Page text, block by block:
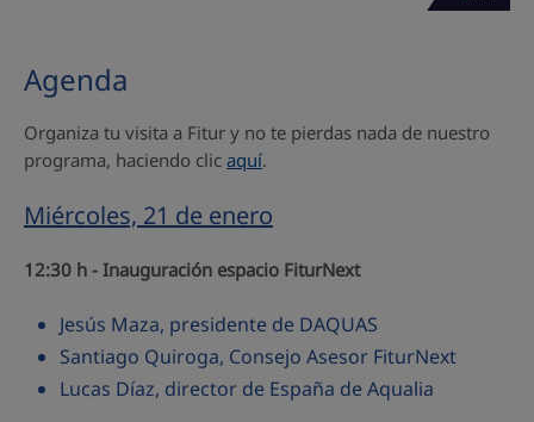
Agenda
Organiza tu visita a Fitur y no te pierdas nada de nuestro
programa, haciendo clic aquí.
Miércoles, 21 de enero
12:30 h - Inauguración espacio FiturNext
Jesús Maza, presidente de DAQUAS
Santiago Quiroga, Consejo Asesor FiturNext
Lucas Díaz, director de España de Aqualia